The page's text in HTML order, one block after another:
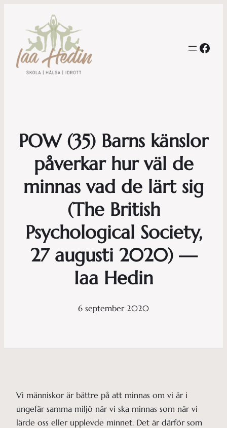
POW (35) Barns känslor
påverkar hur väl de
minnas vad de lärt sig
(The British
Psychological Society,
27 augusti 2020) —
Iaa Hedin
6 september 2020
Vi människor är bättre på att minnas om vi är i
ungefär samma miljö när vi ska minnas som när vi
lärde oss eller upplevde minnet. Det är därför som